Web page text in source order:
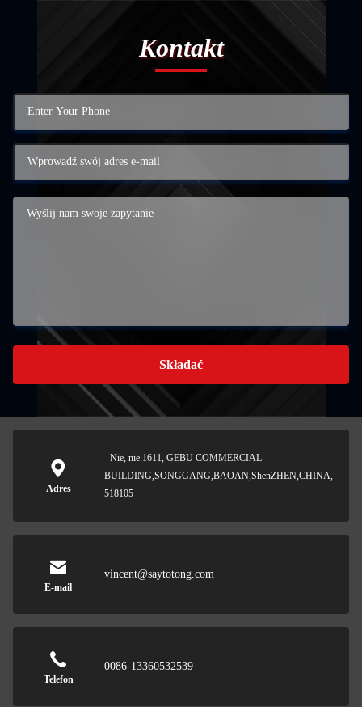
Kontakt
Składać
Adres
- Nie, nie.1611, GEBU COMMERCIAL
BUILDING,SONGGANG,BAOAN,ShenZHEN,CHINA,
518105
E-mail
vincent@saytotong.com
Telefon
0086-13360532539